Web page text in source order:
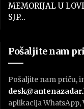
MEMORIJAL U
SJP…
Pošaljite nam
Pošaljite nam priču,
aplikacija